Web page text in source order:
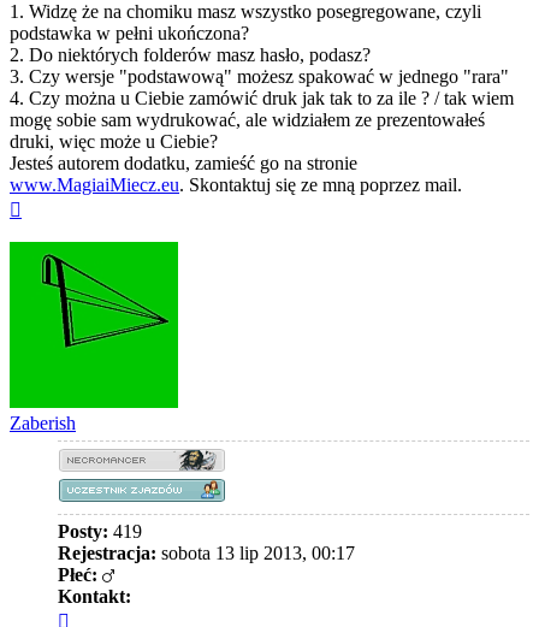
1. Widzę że na chomiku masz wszystko posegregowane, czyli
podstawka w pełni ukończona?
2. Do niektórych folderów masz hasło, podasz?
3. Czy wersje "podstawową" możesz spakować w jednego "rara"
4. Czy można u Ciebie zamówić druk jak tak to za ile ? / tak wiem
mogę sobie sam wydrukować, ale widziałem ze prezentowałeś
druki, więc może u Ciebie?
Jesteś autorem dodatku, zamieść go na stronie
www.MagiaiMiecz.eu. Skontaktuj się ze mną poprzez mail.
Zaberish
Posty: 419
Rejestracja: sobota 13 lip 2013, 00:17
Płeć:
Kontakt: